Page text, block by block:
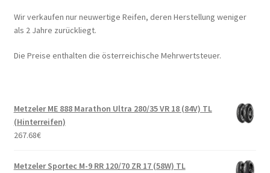
Wir verkaufen nur neuwertige Reifen, deren Herstellung weniger
als 2 Jahre zurückliegt.
Die Preise enthalten die österreichische Mehrwertsteuer.
Metzeler ME 888 Marathon Ultra 280/35 VR 18 (84V) TL
(Hinterreifen)
267.68€
Metzeler Sportec M-9 RR 120/70 ZR 17 (58W) TL